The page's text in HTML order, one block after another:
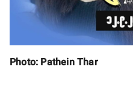
Photo: Pathein Thar